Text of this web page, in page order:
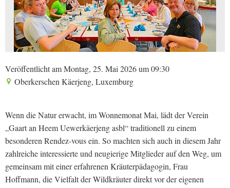
Veröffentlicht am Montag, 25. Mai 2026 um 09:30
Oberkerschen Käerjeng, Luxemburg
Wenn die Natur erwacht, im Wonnemonat Mai, lädt der Verein
„Gaart an Heem Uewerkäerjeng asbl“ traditionell zu einem
besonderen Rendez-vous ein. So machten sich auch in diesem Jahr
zahlreiche interessierte und neugierige Mitglieder auf den Weg, um
gemeinsam mit einer erfahrenen Kräuterpädagogin, Frau
Hoffmann, die Vielfalt der Wildkräuter direkt vor der eigenen